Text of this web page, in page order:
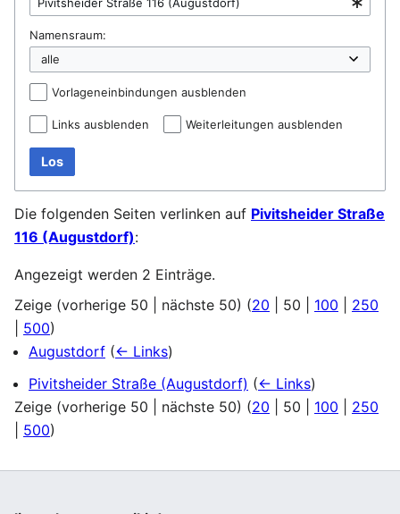
Namensraum:
Vorlageneinbindungen ausblenden
Links ausblenden Weiterleitungen ausblenden
Los
Die folgenden Seiten verlinken auf Pivitsheider Straße
116 (Augustdorf):
Angezeigt werden 2 Einträge.
Zeige (vorherige 50 nächste 50) (20 50 100
250
500)
Augustdorf (← Links)
Pivitsheider Straße (Augustdorf) (← Links)
Zeige (vorherige 50 nächste 50) (20 50 100
250
500)